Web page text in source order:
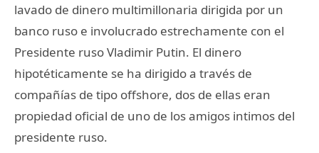
lavado de dinero multimillonaria dirigida por un
banco ruso e involucrado estrechamente con el
Presidente ruso Vladimir Putin. El dinero
hipotéticamente se ha dirigido a través de
compañías de tipo offshore, dos de ellas eran
propiedad oficial de uno de los amigos intimos del
presidente ruso.